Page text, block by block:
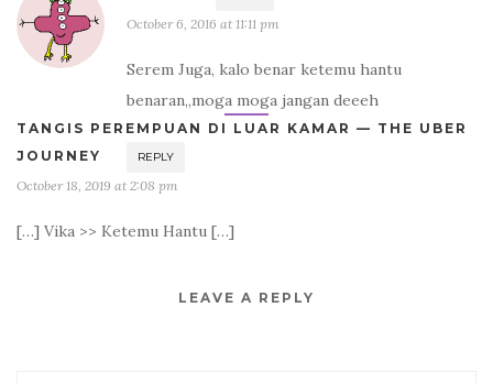
October 6, 2016 at 11:11 pm
Serem Juga, kalo benar ketemu hantu
benaran,,moga moga jangan deeeh
TANGIS PEREMPUAN DI LUAR KAMAR — THE UBER
JOURNEY
REPLY
October 18, 2019 at 2:08 pm
[…] Vika >> Ketemu Hantu […]
LEAVE A REPLY